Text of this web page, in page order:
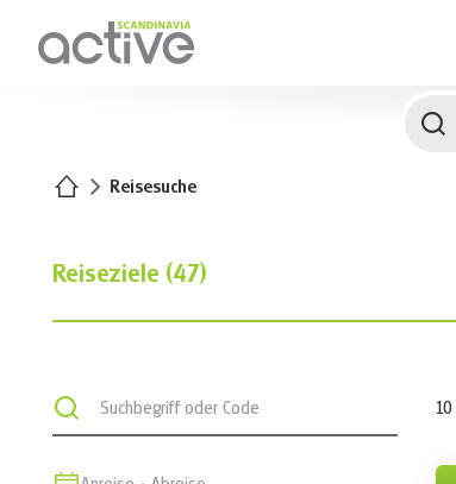
StartseiteReisesuche
Reiseziele (47)
Nach Touren suchen
10